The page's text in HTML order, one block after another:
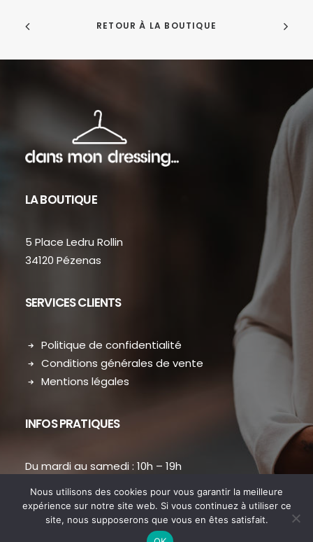
RETOUR À LA BOUTIQUE
LA BOUTIQUE
5 Place Ledru Rollin
34120 Pézenas
SERVICES CLIENTS
Politique de confidentialité
Conditions générales de vente
Mentions légales
INFOS PRATIQUES
Du mardi au samedi : 10h – 19h
Téléphone : 04 67 31 38 73
Nous utilisons des cookies pour vous garantir la meilleure
expérience sur notre site web. Si vous continuez à utiliser ce
site, nous supposerons que vous en êtes satisfait.